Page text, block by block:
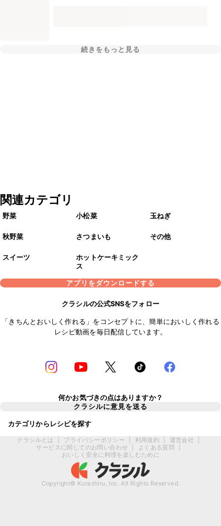
続きをもっと見る
関連カテゴリ
野菜 小松菜 玉ねぎ
秋野菜 さつまいも その他
スイーツ
ホットケーキミック
ス
アプリをダウンロードする
クラシルの公式SNSをフォロー
「きちんとおいしく作れる」をコンセプトに、簡単においしく作れる
レシピ動画を毎日配信しています。
何かお気づきの点はありますか？
クラシルに意見を送る
カテゴリからレシピを探す
クラシルとは プライバシーポリシー 利用規約 運営会社
サービスに関してのお問い合わせ
よくある質問
おいしく安全に料理を楽しむために
Copyright© Kurashiru, Inc. All Rights Reserved.